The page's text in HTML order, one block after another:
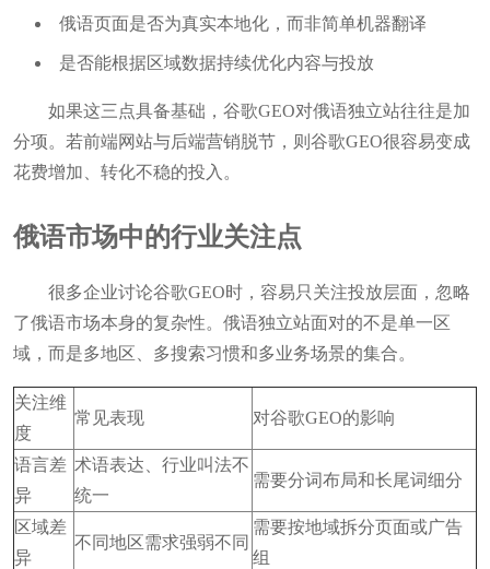
俄语页面是否为真实本地化，而非简单机器翻译
是否能根据区域数据持续优化内容与投放
如果这三点具备基础，谷歌GEO对俄语独立站往往是加
分项。若前端网站与后端营销脱节，则谷歌GEO很容易变成
花费增加、转化不稳的投入。
俄语市场中的行业关注点
很多企业讨论谷歌GEO时，容易只关注投放层面，忽略
了俄语市场本身的复杂性。俄语独立站面对的不是单一区
域，而是多地区、多搜索习惯和多业务场景的集合。
关注维
度
常见表现 对谷歌GEO的影响
语言差
异
术语表达、行业叫法不
统一
需要分词布局和长尾词细分
区域差
异
不同地区需求强弱不同
需要按地域拆分页面或广告
组